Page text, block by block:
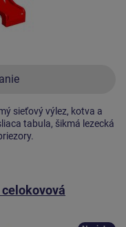
sieťový výlez, kotva a
tabula, šikmá lezecká